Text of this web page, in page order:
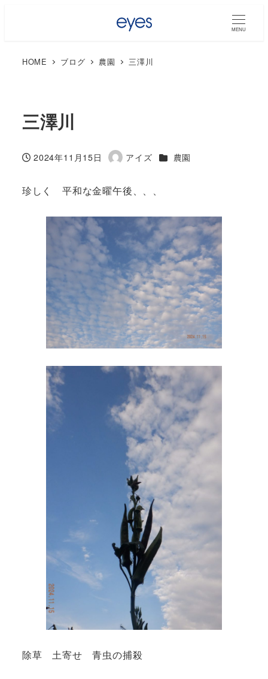
MENU
HOME ブログ 農園 三澤川
三澤川
投稿日
2024年11月15日
著
アイズ カテゴリー
農園
珍しく 平和な金曜午後、、、
除草 土寄せ 青虫の捕殺